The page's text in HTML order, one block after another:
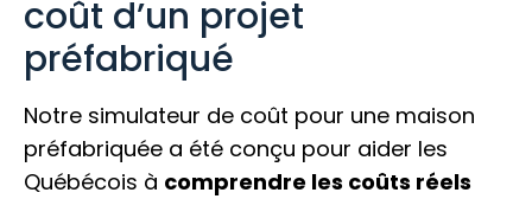
coût d’un projet
préfabriqué
Notre simulateur de coût pour une maison
préfabriquée a été conçu pour aider les
Québécois à comprendre les coûts réels